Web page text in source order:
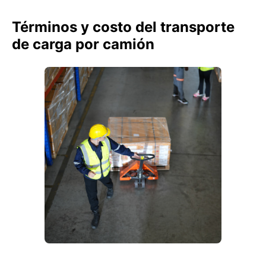
Términos y costo del transporte
de carga por camión